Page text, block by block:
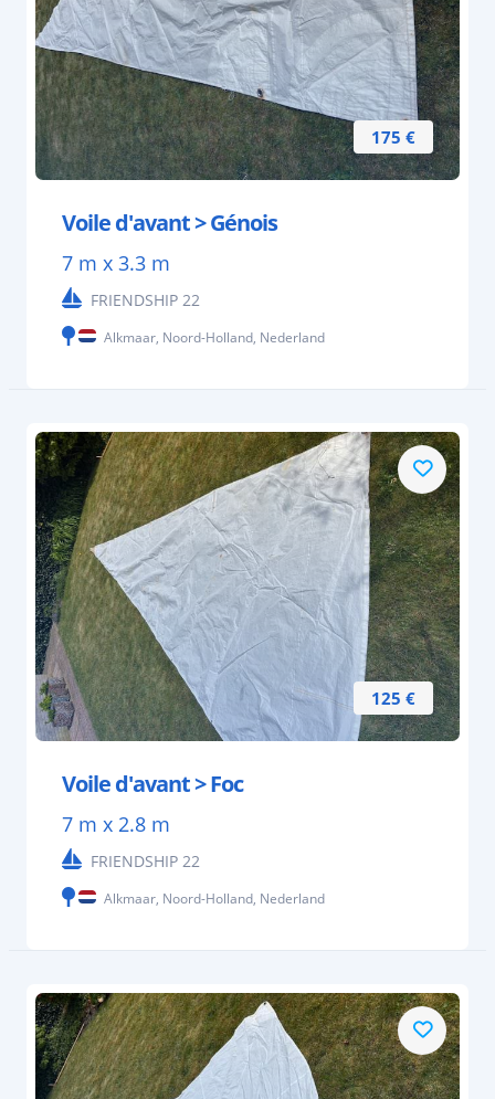
175 €
Voile d'avant > Génois
7 m x 3.3 m
FRIENDSHIP 22
Alkmaar, Noord-Holland, Nederland
125 €
Voile d'avant > Foc
7 m x 2.8 m
FRIENDSHIP 22
Alkmaar, Noord-Holland, Nederland